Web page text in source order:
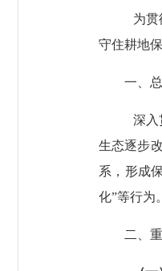
为
守住耕地
一、
深入
生态逐步
系，形成
化”等行为。
二、